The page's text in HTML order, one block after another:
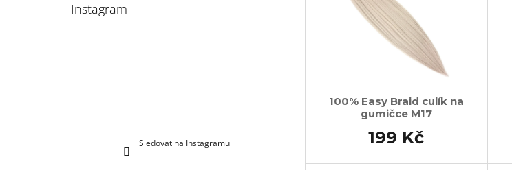
Instagram
Sledovat na Instagramu
100% Easy Braid culík na
gumičce M17
199 Kč